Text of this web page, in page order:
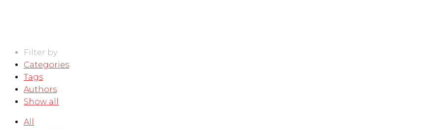
Filter by
Categories
Tags
Authors
Show all
All